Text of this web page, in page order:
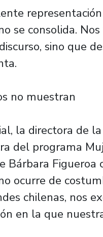
se consolida.
sino que
no muestran
la directora de
del programa
Bárbara
ocurre de
chilenas, nos
en la que